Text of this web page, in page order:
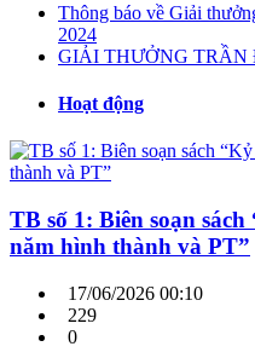
Thông báo về Giải
2024
GIẢI THƯỞNG
Hoạt động
TB số 1: Biên soạn
năm hình thành và PT”
17/06/2026 00:10
229
0